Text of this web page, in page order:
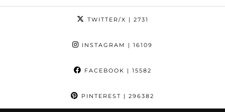
TWITTER/X | 2731
INSTAGRAM | 16109
FACEBOOK | 15582
PINTEREST | 296382